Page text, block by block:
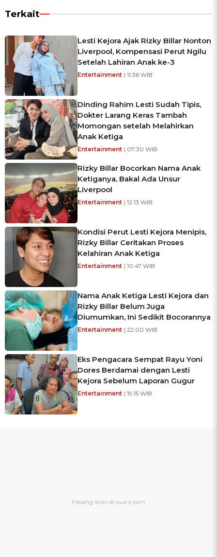
Terkait
Lesti Kejora Ajak Rizky Billar Nonton
Liverpool, Kompensasi Perut Ngilu
Setelah Lahiran Anak ke-3
Entertainment | 11:36 WIB
Dinding Rahim Lesti Sudah Tipis,
Dokter Larang Keras Tambah
Momongan setelah Melahirkan
Anak Ketiga
Entertainment | 07:30 WIB
Rizky Billar Bocorkan Nama Anak
Ketiganya, Bakal Ada Unsur
Liverpool
Entertainment | 12:13 WIB
Kondisi Perut Lesti Kejora Menipis,
Rizky Billar Ceritakan Proses
Kelahiran Anak Ketiga
Entertainment | 10:47 WIB
Nama Anak Ketiga Lesti Kejora dan
Rizky Billar Belum Juga
Diumumkan, Ini Sedikit Bocorannya
Entertainment | 22:00 WIB
Eks Pengacara Sempat Rayu Yoni
Dores Berdamai dengan Lesti
Kejora Sebelum Laporan Gugur
Entertainment | 19:15 WIB